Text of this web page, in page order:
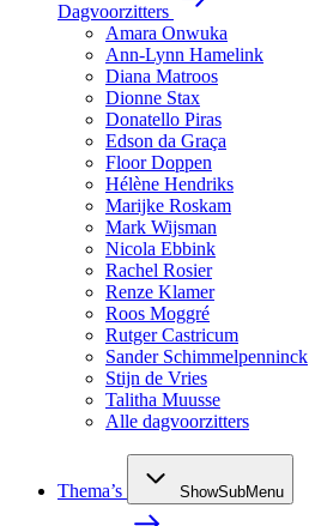
Dagvoorzitters
Amara Onwuka
Ann-Lynn Hamelink
Diana Matroos
Dionne Stax
Donatello Piras
Edson da Graça
Floor Doppen
Hélène Hendriks
Marijke Roskam
Mark Wijsman
Nicola Ebbink
Rachel Rosier
Renze Klamer
Roos Moggré
Rutger Castricum
Sander Schimmelpenninck
Stijn de Vries
Talitha Muusse
Alle dagvoorzitters
Thema’s ShowSubMenu